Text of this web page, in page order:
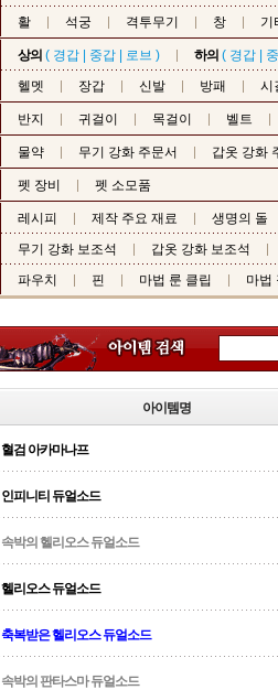
활
석궁 격투무기 창 기
상의 ( 경갑 중갑 로브 ) 하의 ( 경갑
헬멧
장갑 신발 방패 시
반지 귀걸이 목걸이 벨트
물약 무기 강화 주문서 갑옷 강화
펫 장비 펫 소모품
레시피 제작 주요 재료 생명의 돌
무기 강화 보조석
갑옷 강화 보조석
파우치
핀 마법 룬 클립 마법
아이템명
혈검 아카마나프
인피니티 듀얼소드
속박의 헬리오스 듀얼소드
헬리오스 듀얼소드
축복받은 헬리오스 듀얼소드
속박의 판타스마 듀얼소드